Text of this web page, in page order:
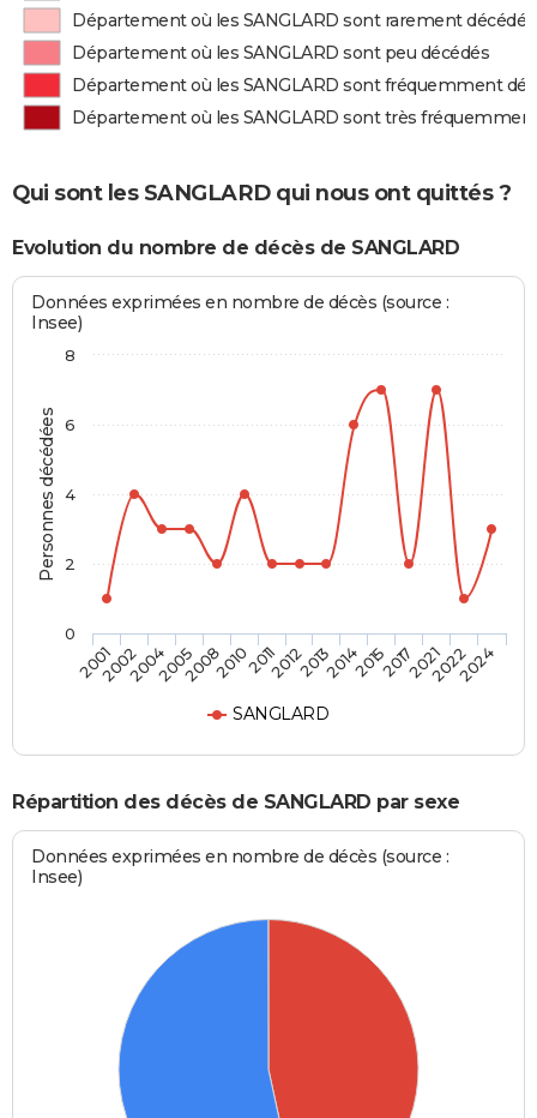
Département où les SANGLARD sont rarement décédés
Département où les SANGLARD sont peu décédés
Département où les SANGLARD sont fréquemment
Département où les SANGLARD sont très
Qui sont les SANGLARD qui nous ont quittés ?
Evolution du nombre de décès de SANGLARD
Personnes décédées
Données exprimées en nombre de décès (source :
Insee)
SANGLARD
200120022004200520082010201120122013201420152017202120222024
0
2
4
6
8
Répartition des décès de SANGLARD par sexe
Données exprimées en nombre de décès (source :
Insee)